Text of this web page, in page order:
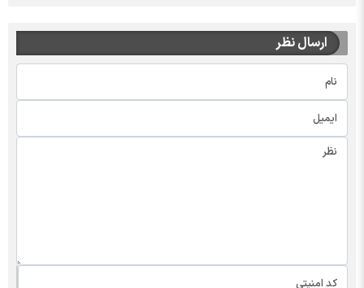
ارسال نظر